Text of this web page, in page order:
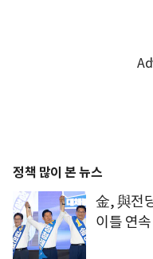
정책 많이 본 뉴스
金, 與전
이틀 연